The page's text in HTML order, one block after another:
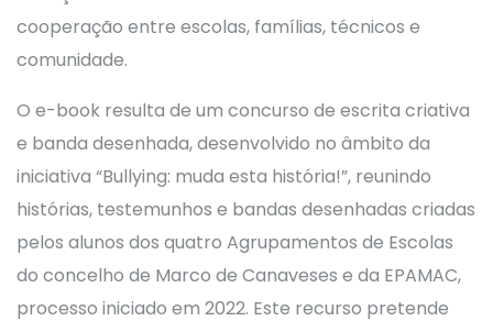
cooperação entre escolas, famílias, técnicos e
comunidade.
O e-book resulta de um concurso de escrita criativa
e banda desenhada, desenvolvido no âmbito da
iniciativa “Bullying: muda esta história!”, reunindo
histórias, testemunhos e bandas desenhadas criadas
pelos alunos dos quatro Agrupamentos de Escolas
do concelho de Marco de Canaveses e da EPAMAC,
processo iniciado em 2022. Este recurso pretende